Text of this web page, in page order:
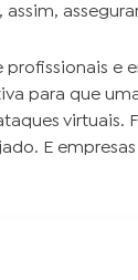
e
para que
virtuais.
E